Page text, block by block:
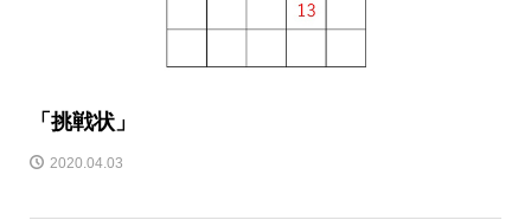
「挑戦状」
2020.04.03